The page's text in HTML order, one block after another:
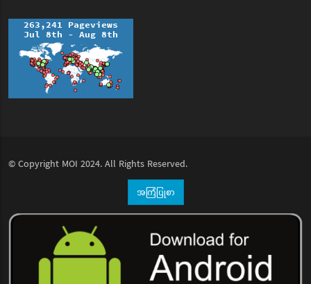
© Copyright MOI 2024. All Rights Reserved.
အကြံပြုစာ